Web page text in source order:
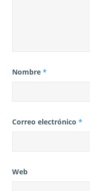
Nombre *
Correo electrónico *
Web